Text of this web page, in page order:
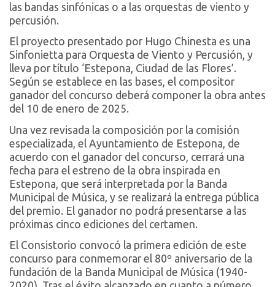
las bandas sinfónicas o a las orquestas de viento y
percusión.
El proyecto presentado por Hugo Chinesta es una
Sinfonietta para Orquesta de Viento y Percusión, y
lleva por título ‘Estepona, Ciudad de las Flores’.
Según se establece en las bases, el compositor
ganador del concurso deberá componer la obra antes
del 10 de enero de 2025.
Una vez revisada la composición por la comisión
especializada, el Ayuntamiento de Estepona, de
acuerdo con el ganador del concurso, cerrará una
fecha para el estreno de la obra inspirada en
Estepona, que será interpretada por la Banda
Municipal de Música, y se realizará la entrega pública
del premio. El ganador no podrá presentarse a las
próximas cinco ediciones del certamen.
El Consistorio convocó la primera edición de este
concurso para conmemorar el 80º aniversario de la
fundación de la Banda Municipal de Música (1940-